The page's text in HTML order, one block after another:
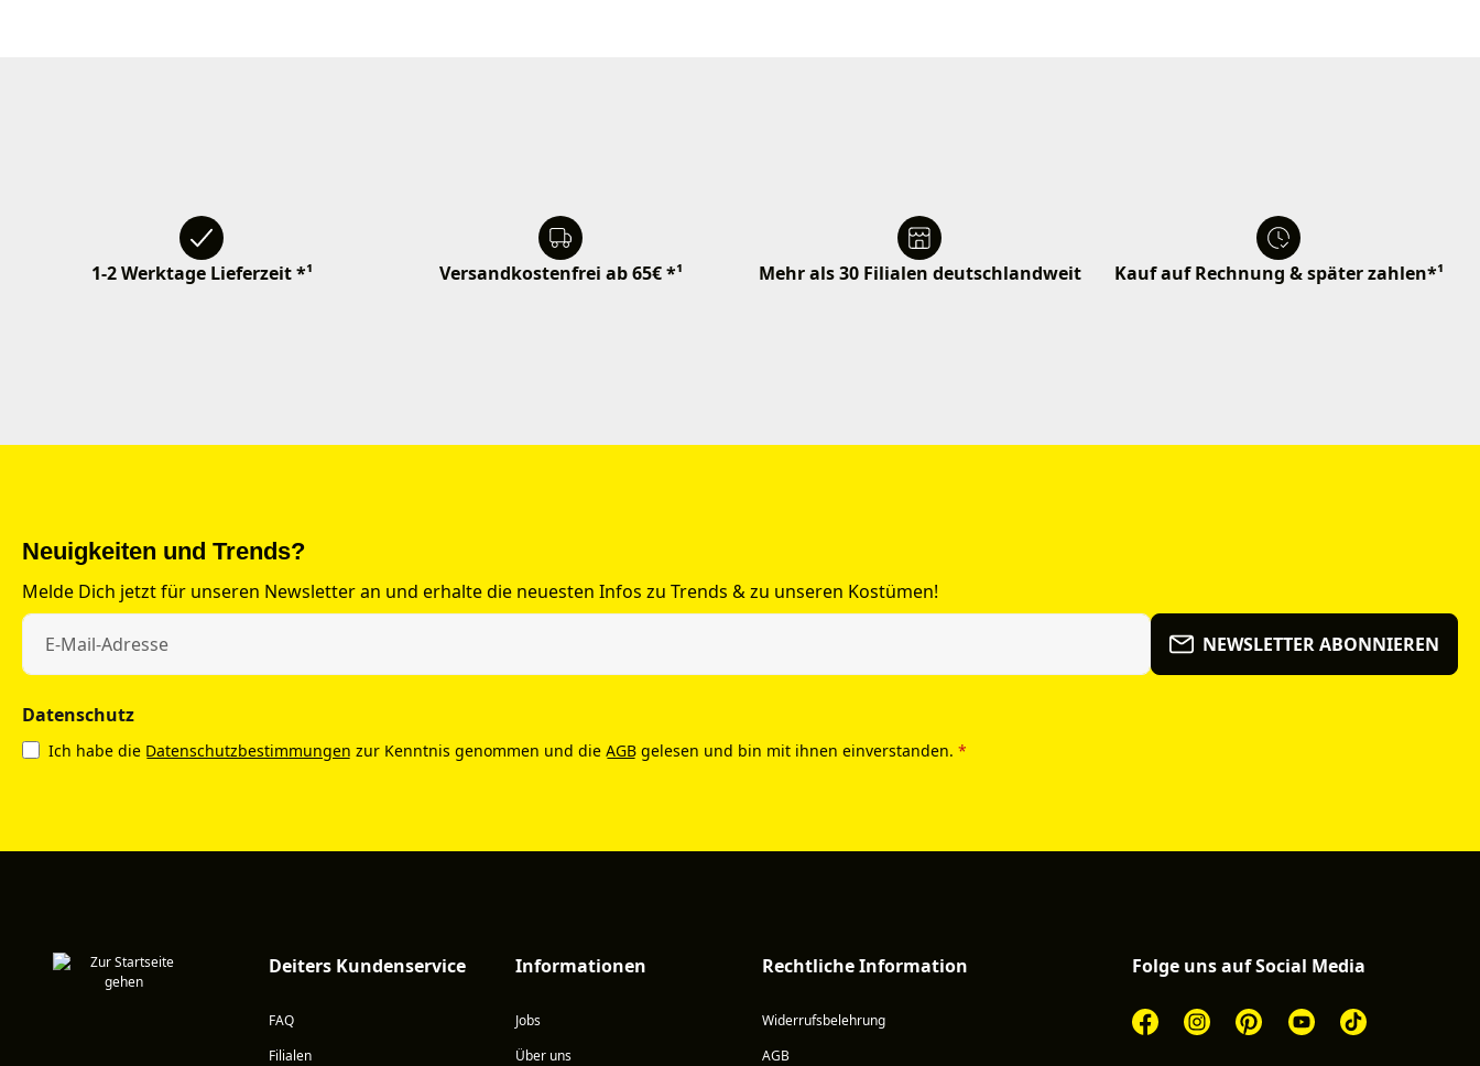
1-2 Werktage Lieferzeit *¹ Versandkostenfrei ab 65€ *¹ Mehr als 30 Filialen deutschlandweit Kauf auf Rechnung & später zahlen*¹
Neuigkeiten und Trends?
Melde Dich jetzt für unseren Newsletter an und erhalte die neuesten Infos zu Trends & zu unseren Kostümen!
NEWSLETTER ABONNIEREN
Datenschutz
Ich habe die Datenschutzbestimmungen zur Kenntnis genommen und die AGB gelesen und bin mit ihnen einverstanden. *
Deiters Kundenservice
FAQ
Filialen
Informationen
Jobs
Über uns
Rechtliche Information
Widerrufsbelehrung
AGB
Folge uns auf Social Media